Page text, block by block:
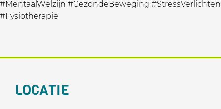
#MentaalWelzijn #GezondeBeweging #StressVerlichten
#Fysiotherapie
LOCATIE